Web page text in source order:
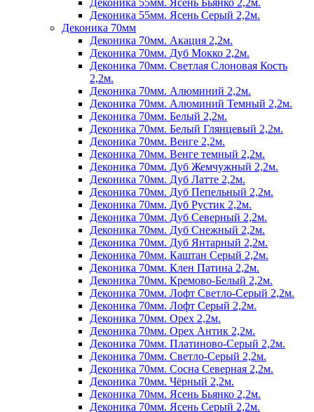
Деконика 55мм. Ясень Бьянко 2,2м.
Деконика 55мм. Ясень Серый 2,2м.
Деконика 70мм
Деконика 70мм. Акация 2,2м.
Деконика 70мм. Дуб Мокко 2,2м.
Деконика 70мм. Светлая Слоновая Кость
2,2м.
Деконика 70мм. Алюминий 2,2м.
Деконика 70мм. Алюминий Темный 2,2м.
Деконика 70мм. Белый 2,2м.
Деконика 70мм. Белый Глянцевый 2,2м.
Деконика 70мм. Венге 2,2м.
Деконика 70мм. Венге темный 2,2м.
Деконика 70мм. Дуб Жемчужный 2,2м.
Деконика 70мм. Дуб Латте 2,2м.
Деконика 70мм. Дуб Пепельный 2,2м.
Деконика 70мм. Дуб Рустик 2,2м.
Деконика 70мм. Дуб Северный 2,2м.
Деконика 70мм. Дуб Снежный 2,2м.
Деконика 70мм. Дуб Янтарный 2,2м.
Деконика 70мм. Каштан Серый 2,2м.
Деконика 70мм. Клен Патина 2,2м.
Деконика 70мм. Кремово-Белый 2,2м.
Деконика 70мм. Лофт Светло-Серый 2,2м.
Деконика 70мм. Лофт Серый 2,2м.
Деконика 70мм. Орех 2,2м.
Деконика 70мм. Орех Антик 2,2м.
Деконика 70мм. Платиново-Серый 2,2м.
Деконика 70мм. Светло-Серый 2,2м.
Деконика 70мм. Сосна Северная 2,2м.
Деконика 70мм. Чёрный 2,2м.
Деконика 70мм. Ясень Бьянко 2,2м.
Деконика 70мм. Ясень Серый 2,2м.